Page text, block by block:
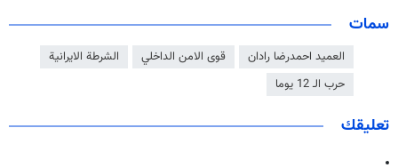
سمات
العميد احمدرضا رادان قوى الامن الداخلي
الشرطة الايرانية
حرب الـ 12 یوما
تعليقك